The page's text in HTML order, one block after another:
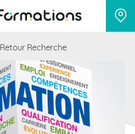
Retour Recherche